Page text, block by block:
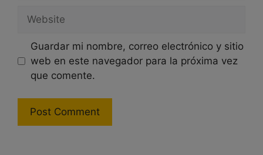
Website
Guardar mi nombre, correo electrónico y sitio
web en este navegador para la próxima vez
que comente.